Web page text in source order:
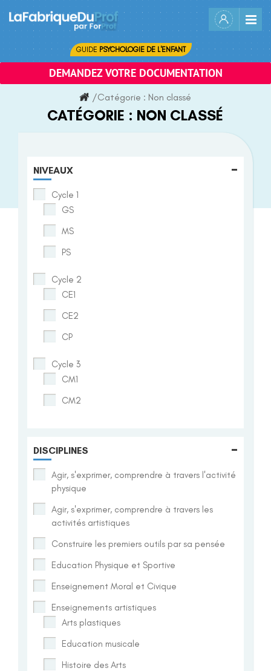
content
GUIDE PSYCHOLOGIE DE L'ENFANT
DEMANDEZ VOTRE DOCUMENTATION
/Catégorie : Non classé
CATÉGORIE : NON CLASSÉ
NIVEAUX -
Cycle 1
GS
MS
PS
Cycle 2
CE1
CE2
CP
Cycle 3
CM1
CM2
DISCIPLINES -
Agir, s'exprimer, comprendre à travers l'activité
physique
Agir, s'exprimer, comprendre à travers les
activités artistiques
Construire les premiers outils par sa pensée
Education Physique et Sportive
Enseignement Moral et Civique
Enseignements artistiques
Arts plastiques
Education musicale
Histoire des Arts